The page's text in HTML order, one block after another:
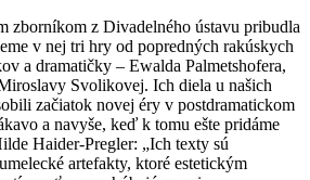
zborníkom z Divadelného ústavu pribudla
v nej tri hry od popredných rakúskych
a dramatičky – Ewalda Palmetshofera,
Svolikovej. Ich diela u našich
začiatok novej éry v postdramatickom
a navyše, keď k tomu ešte pridáme
Haider-Pregler: „Ich texty sú
artefakty, ktoré estetickým